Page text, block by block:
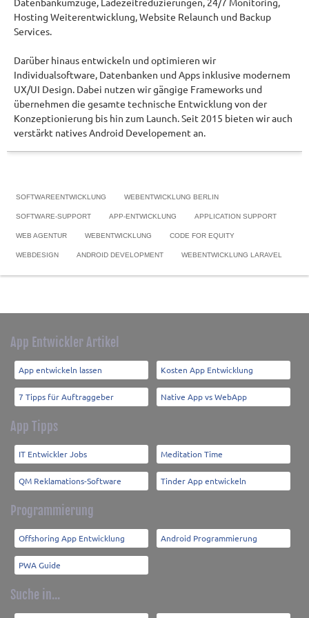
Hosting Weiterentwicklung, Website Relaunch und Backup
Services.
Darüber hinaus entwickeln und optimieren wir
Individualsoftware, Datenbanken und Apps inklusive modernem
UX/UI Design. Dabei nutzen wir gängige Frameworks und
übernehmen die gesamte technische Entwicklung von der
Konzeptionierung bis hin zum Launch. Seit 2015 bieten wir auch
verstärkt natives Android Developement an.
SOFTWAREENTWICKLUNG WEBENTWICKLUNG BERLIN
SOFTWARE-SUPPORT APP-ENTWICKLUNG APPLICATION SUPPORT
WEB AGENTUR WEBENTWICKLUNG CODE FOR EQUITY
WEBDESIGN ANDROID DEVELOPMENT WEBENTWICKLUNG LARAVEL
App Entwickler Artikel
App entwickeln lassen Kosten App Entwicklung
7 Tipps für Auftraggeber Native App vs WebApp
App Tipps
IT Entwickler Jobs Meditation Time
QM Reklamations-Software Tinder App entwickeln
Programmierung
Offshoring App Entwicklung Android Programmierung
PWA Guide
Suche in...